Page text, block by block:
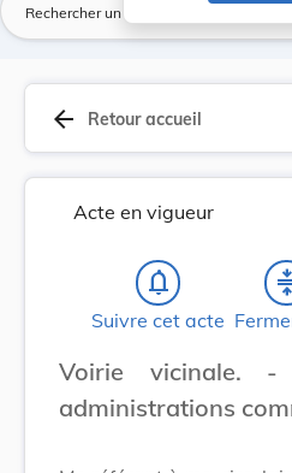
arrow_back Retour accueil
Acte en vigueur
notifications_none
Suivre cet acte
Voirie vicinale. -
administrations